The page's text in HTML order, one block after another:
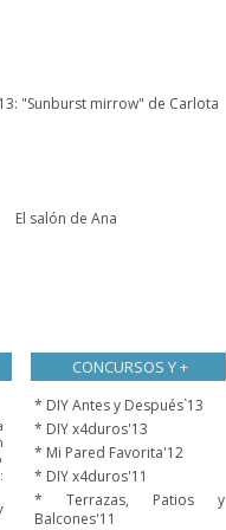
"Sunburst mirrow" de Carlota
El salón de Ana
CONCURSOS Y +
* DIY Antes y Después`13
* DIY x4duros'13
* Mi Pared Favorita'12
* DIY x4duros'11
* Terrazas, Patios y
Balcones'11